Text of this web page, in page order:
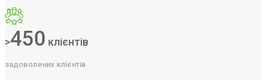
>450 клієнтів
задоволених клієнтів